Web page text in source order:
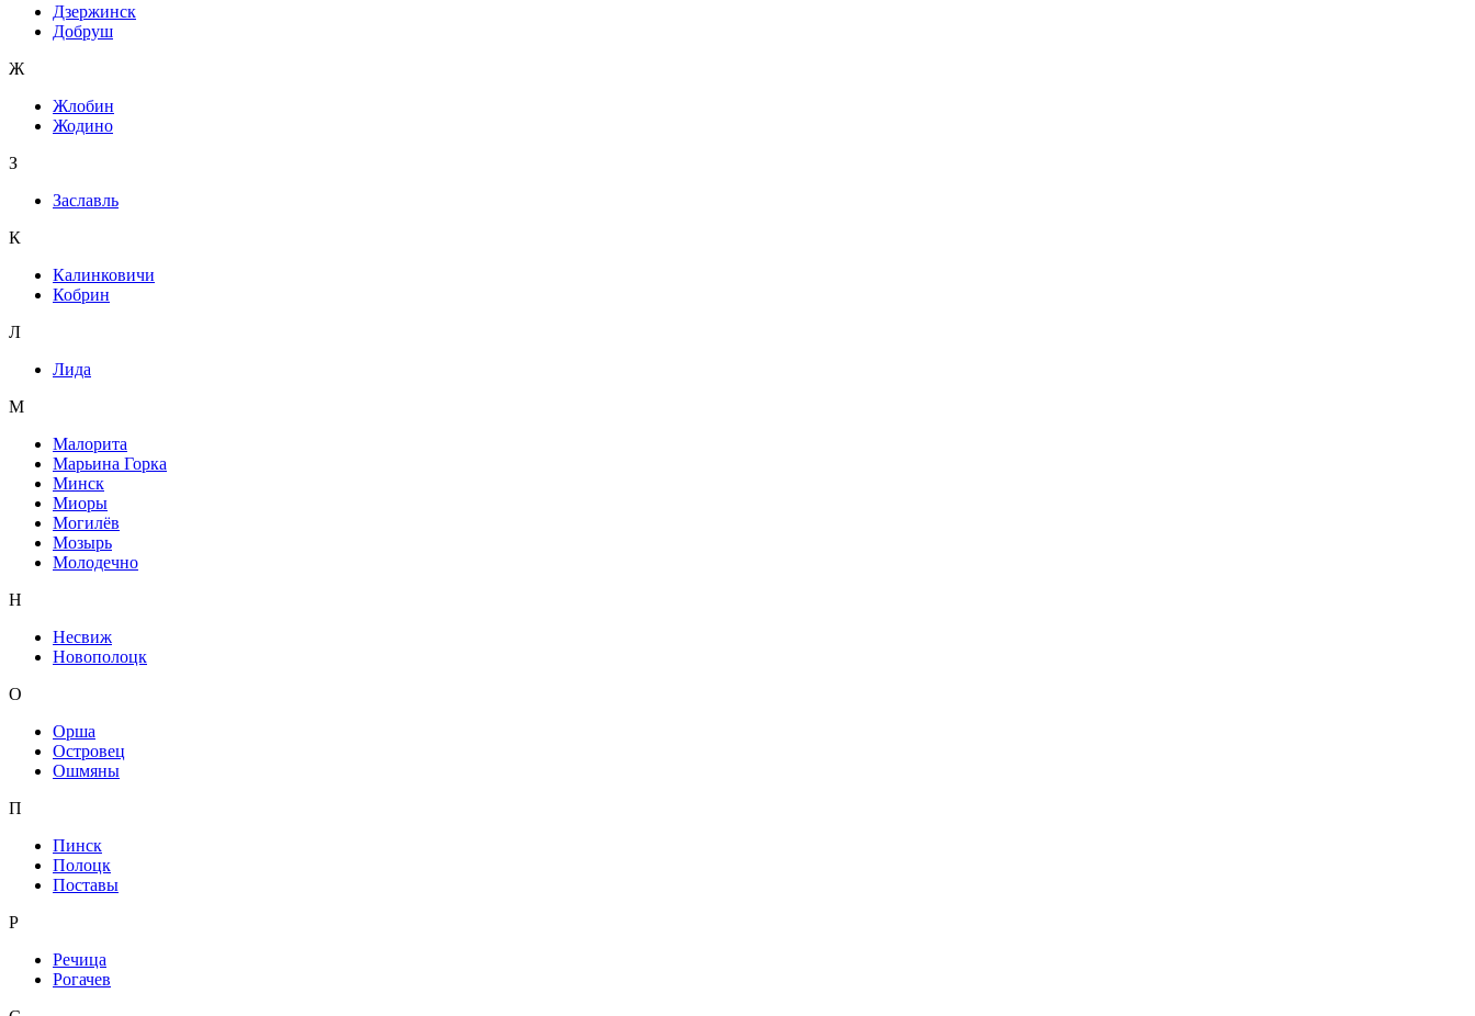
Дзержинск
Добруш
Ж
Жлобин
Жодино
З
Заславль
К
Калинковичи
Кобрин
Л
Лида
М
Малорита
Марьина Горка
Минск
Миоры
Могилёв
Мозырь
Молодечно
Н
Несвиж
Новополоцк
О
Орша
Островец
Ошмяны
П
Пинск
Полоцк
Поставы
Р
Речица
Рогачев